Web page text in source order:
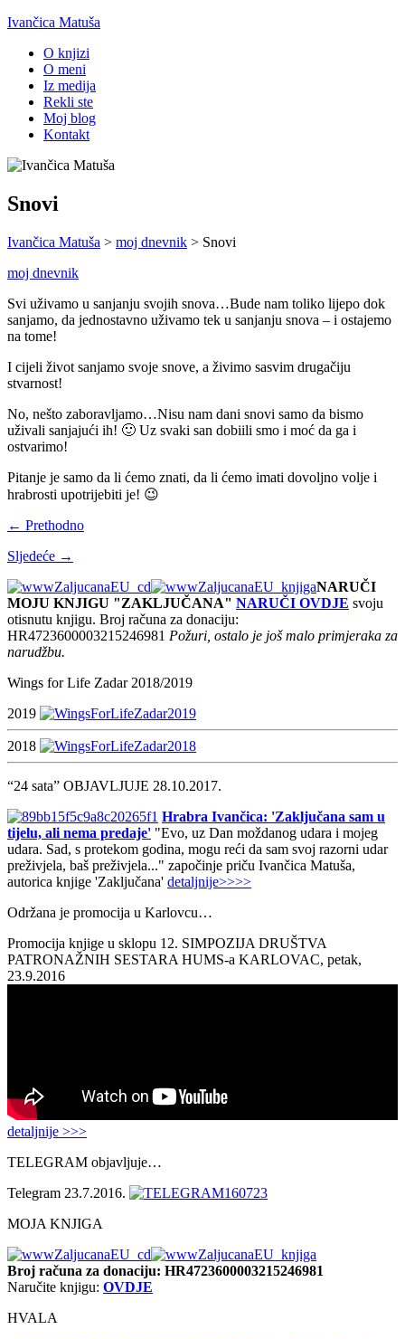
Ivančica Matuša
O knjizi
O meni
Iz medija
Rekli ste
Moj blog
Kontakt
Snovi
Ivančica Matuša > moj dnevnik > Snovi
moj dnevnik
Svi uživamo u sanjanju svojih snova…Bude nam toliko lijepo dok
sanjamo, da jednostavno uživamo tek u sanjanju snova – i ostajemo
na tome!
I cijeli život sanjamo svoje snove, a živimo sasvim drugačiju
stvarnost!
No, nešto zaboravljamo…Nisu nam dani snovi samo da bismo
uživali sanjajući ih! 🙂 Uz svaki san dobiili smo i moć da ga i
ostvarimo!
Pitanje je samo da li ćemo znati, da li ćemo imati dovoljno volje i
hrabrosti upotrijebiti je! 😉
← Prethodno
Sljedeće →
NARUČI
MOJU KNJIGU "ZAKLJUČANA" NARUČI OVDJE svoju
otisnutu knjigu. Broj računa za donaciju:
HR4723600003215246981 Požuri, ostalo je još malo primjeraka za
narudžbu.
Wings for Life Zadar 2018/2019
2019
2018
“24 sata” OBJAVLJUJE 28.10.2017.
Hrabra Ivančica: 'Zaključana sam u
tijelu, ali nema predaje' "Evo, uz Dan moždanog udara i mojeg
udara. Sad, s protekom godina, mogu reći da sam svoj razorni udar
preživjela, baš preživjela..." započinje priču Ivančica Matuša,
autorica knjige 'Zaključana' detaljnije>>>>
Održana je promocija u Karlovcu…
Promocija knjige u sklopu 12. SIMPOZIJA DRUŠTVA
PATRONAŽNIH SESTARA HUMS-a KARLOVAC, petak,
23.9.2016
detaljnije >>>
TELEGRAM objavljuje…
Telegram 23.7.2016.
MOJA KNJIGA
Broj računa za donaciju: HR4723600003215246981
Naručite knjigu: OVDJE
HVALA